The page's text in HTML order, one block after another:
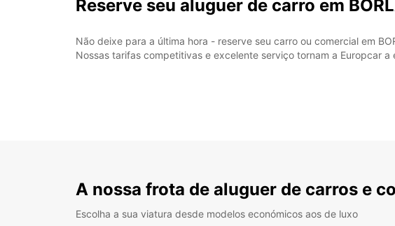
Reserve seu aluguer de carro em
Não deixe para a última hora - reserve seu carro ou comercial em
Nossas tarifas competitivas e excelente serviço tornam a Europcar
A nossa frota de aluguer de carros e
Escolha a sua viatura desde modelos económicos aos de luxo